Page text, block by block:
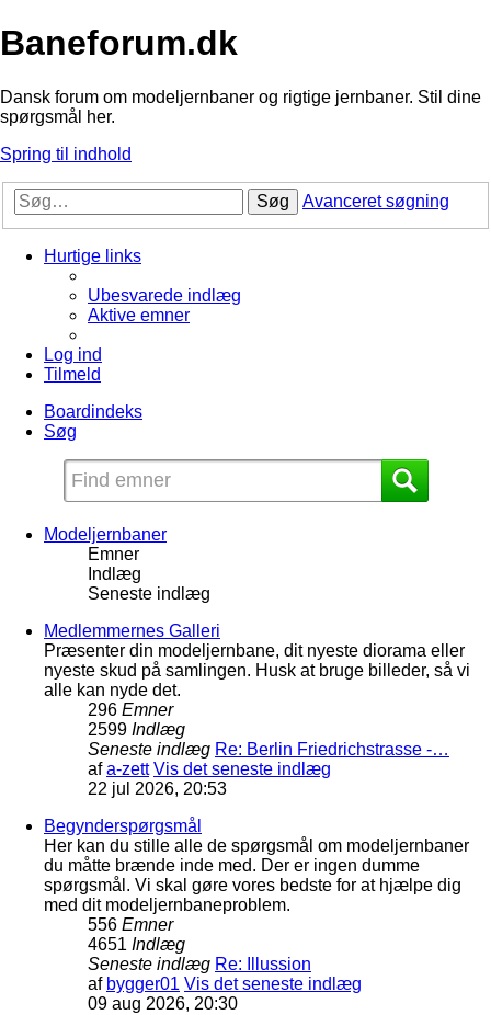
Baneforum.dk
Dansk forum om modeljernbaner og rigtige jernbaner. Stil dine
spørgsmål her.
Spring til indhold
Søg Avanceret søgning
Hurtige links
Ubesvarede indlæg
Aktive emner
Log ind
Tilmeld
Boardindeks
Søg
Modeljernbaner
Emner
Indlæg
Seneste indlæg
Medlemmernes Galleri
Præsenter din modeljernbane, dit nyeste diorama eller
nyeste skud på samlingen. Husk at bruge billeder, så vi
alle kan nyde det.
296 Emner
2599 Indlæg
Seneste indlæg Re: Berlin Friedrichstrasse -…
afa-zett Vis det seneste indlæg
22 jul 2026, 20:53
Begynderspørgsmål
Her kan du stille alle de spørgsmål om modeljernbaner
du måtte brænde inde med. Der er ingen dumme
spørgsmål. Vi skal gøre vores bedste for at hjælpe dig
med dit modeljernbaneproblem.
556 Emner
4651 Indlæg
Seneste indlæg Re: Illussion
af bygger01 Vis det seneste indlæg
09 aug 2026, 20:30